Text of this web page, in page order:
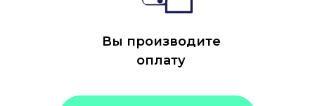
Вы производите
оплату